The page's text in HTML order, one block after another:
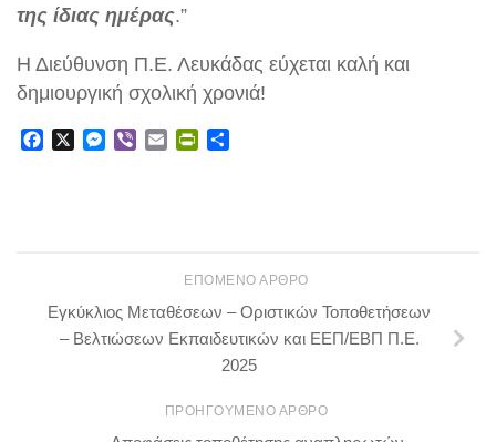
της ίδιας ημέρας.”
Η Διεύθυνση Π.Ε. Λευκάδας εύχεται καλή και
δημιουργική σχολική χρονιά!
FacebookMessenger
Viber EmailPrintFriendly
ΕΠΌΜΕΝΟ ΆΡΘΡΟ
Εγκύκλιος Μεταθέσεων – Οριστικών Τοποθετήσεων
– Βελτιώσεων Εκπαιδευτικών και ΕΕΠ/ΕΒΠ Π.Ε.
2025
ΠΡΟΗΓΟΎΜΕΝΟ ΆΡΘΡΟ